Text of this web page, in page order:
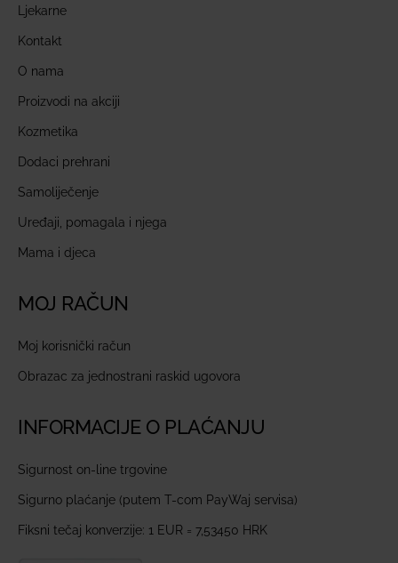
Ljekarne
Kontakt
O nama
Proizvodi na akciji
Kozmetika
Dodaci prehrani
Samoliječenje
Uređaji, pomagala i njega
Mama i djeca
MOJ RAČUN
Moj korisnički račun
Obrazac za jednostrani raskid ugovora
INFORMACIJE O PLAĆANJU
Sigurnost on-line trgovine
Sigurno plaćanje (putem T-com PayWaj servisa)
Fiksni tečaj konverzije: 1 EUR = 7,53450 HRK